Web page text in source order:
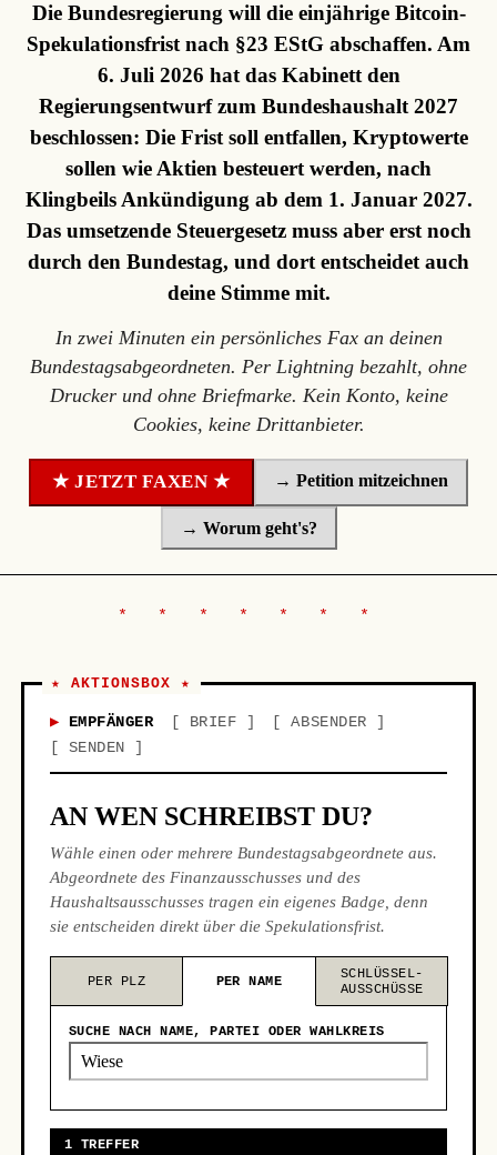
Die Bundesregierung will die einjährige Bitcoin-
Spekulationsfrist nach §23 EStG abschaffen. Am
6. Juli 2026 hat das Kabinett den
Regierungsentwurf zum Bundeshaushalt 2027
beschlossen: Die Frist soll entfallen, Kryptowerte
sollen wie Aktien besteuert werden, nach
Klingbeils Ankündigung ab dem 1. Januar 2027.
Das umsetzende Steuergesetz muss aber erst noch
durch den Bundestag, und dort entscheidet auch
deine Stimme mit.
In zwei Minuten ein persönliches Fax an deinen
Bundestagsabgeordneten. Per Lightning bezahlt, ohne
Drucker und ohne Briefmarke. Kein Konto, keine
Cookies, keine Drittanbieter.
★ JETZT FAXEN ★ → Petition mitzeichnen
→ Worum geht's?
★ AKTIONSBOX ★
EMPFÄNGER BRIEF
ABSENDER
SENDEN
AN WEN SCHREIBST DU?
Wähle einen oder mehrere Bundestagsabgeordnete aus.
Abgeordnete des Finanzausschusses und des
Haushaltsausschusses tragen ein eigenes Badge, denn
sie entscheiden direkt über die Spekulationsfrist.
PER PLZ PER NAME
SCHLÜSSEL-
AUSSCHÜSSE
SUCHE NACH NAME, PARTEI ODER WAHLKREIS
1 TREFFER